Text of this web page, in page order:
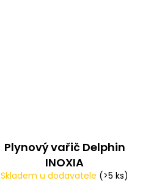
Plynový vařič Delphin
INOXIA
Skladem u dodavatele (>5 ks)